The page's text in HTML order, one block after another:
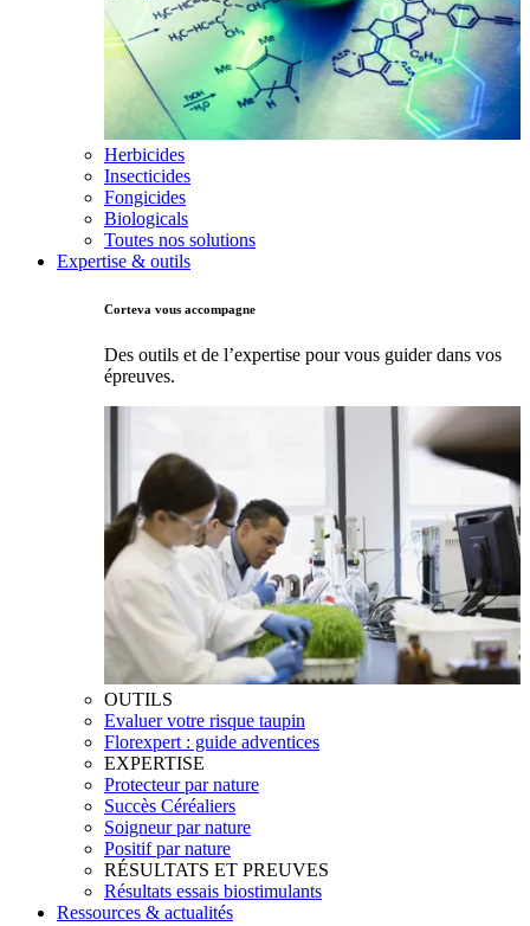
Herbicides
Insecticides
Fongicides
Biologicals
Toutes nos solutions
Expertise & outils
Corteva vous accompagne
Des outils et de l’expertise pour vous guider dans vos
épreuves.
OUTILS
Evaluer votre risque taupin
Florexpert : guide adventices
EXPERTISE
Protecteur par nature
Succès Céréaliers
Soigneur par nature
Positif par nature
RÉSULTATS ET PREUVES
Résultats essais biostimulants
Ressources & actualités